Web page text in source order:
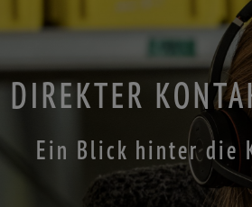
DIREKTER
Ein Blick hinter die